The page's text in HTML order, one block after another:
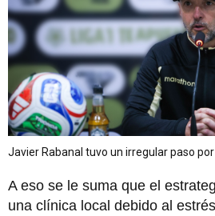
Javier Rabanal tuvo un irregular paso por
A eso se le suma que el
una clínica local debido al